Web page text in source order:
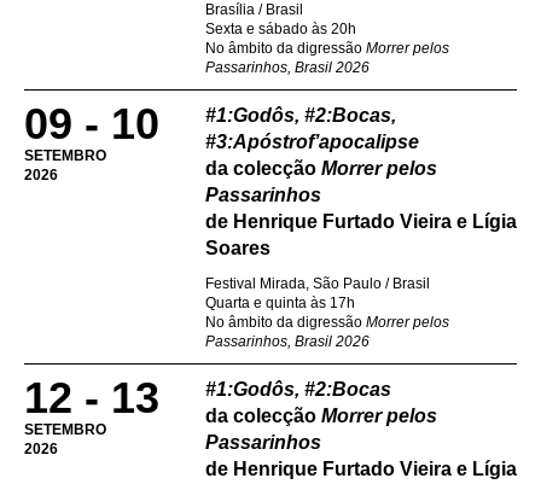
Brasília / Brasil
Sexta e sábado às 20h
No âmbito da digressão Morrer pelos
Passarinhos, Brasil 2026
09 - 10
SETEMBRO
2026
#1:Godôs, #2:Bocas,
#3:Apóstrof’apocalipse
da colecção Morrer pelos
Passarinhos
de Henrique Furtado Vieira e Lígia
Soares
Festival Mirada, São Paulo / Brasil
Quarta e quinta às 17h
No âmbito da digressão Morrer pelos
Passarinhos, Brasil 2026
12 - 13
SETEMBRO
2026
#1:Godôs, #2:Bocas
da colecção Morrer pelos
Passarinhos
de Henrique Furtado Vieira e Lígia